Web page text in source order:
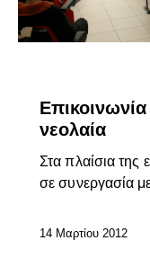
νεολαία
Στα πλαίσια της
σε συνεργασία
14 Μαρτίου 2012